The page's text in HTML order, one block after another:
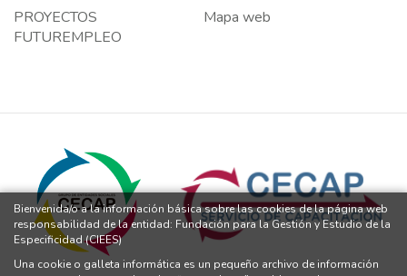
PROYECTOS
FUTUREMPLEO
Mapa web
Bienvenida/o a la información básica sobre las cookies de la página web
responsabilidad de la entidad: Fundación para la Gestión y Estudio de la
Especificidad (CIEES)
Una cookie o galleta informática es un pequeño archivo de información